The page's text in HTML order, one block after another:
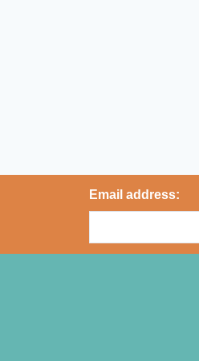
Email address: